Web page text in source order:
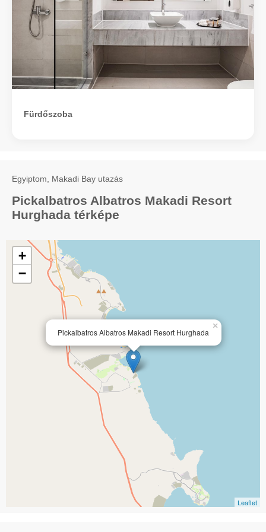
Fürdőszoba
Egyiptom, Makadi Bay utazás
Pickalbatros Albatros Makadi Resort
Hurghada térképe
Pickalbatros Albatros Makadi Resort Hurghada
×
+
−
Leaflet